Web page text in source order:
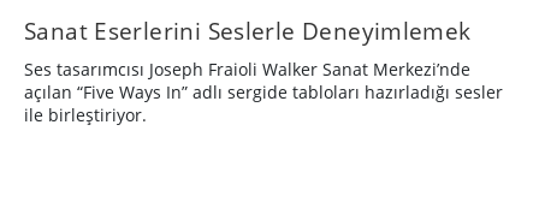
Sanat Eserlerini Seslerle Deneyimlemek
Ses tasarımcısı Joseph Fraioli Walker Sanat Merkezi’nde
açılan “Five Ways In” adlı sergide tabloları hazırladığı sesler
ile birleştiriyor.